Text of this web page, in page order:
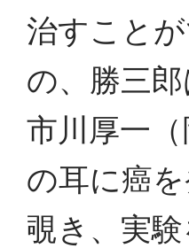
治すこと
の、勝三
市川厚一
の耳に癌
覗き、実